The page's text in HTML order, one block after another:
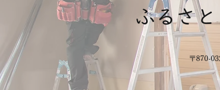
ふるさ
〒870-